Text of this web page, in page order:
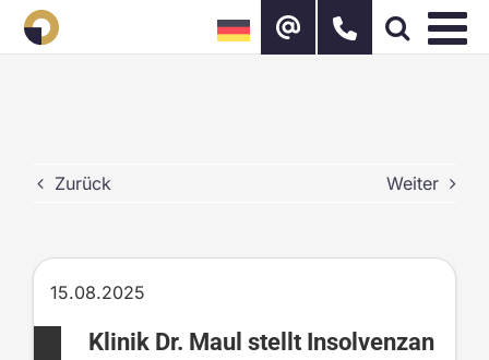
Zum
Inhalt
springen
Zurück Weiter
15.08.2025
Klinik Dr. Maul stellt Insolvenzan